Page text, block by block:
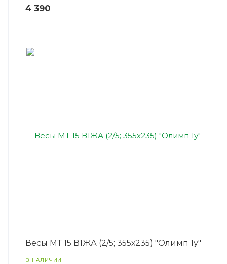
4 390
Весы МТ 15 В1ЖА (2/5; 355х235) "Олимп 1у"
В НАЛИЧИИ